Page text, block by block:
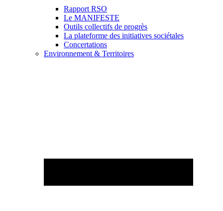
Rapport RSO
Le MANIFESTE
Outils collectifs de progrès
La plateforme des initiatives sociétales
Concertations
Environnement & Territoires